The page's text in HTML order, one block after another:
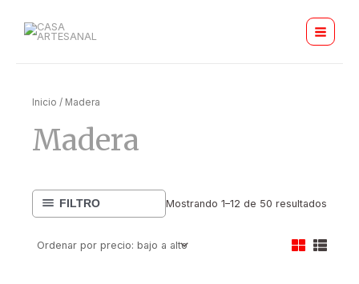
MENU
Inicio / Madera
Madera
FILTRO Mostrando 1–12 de 50 resultados
a